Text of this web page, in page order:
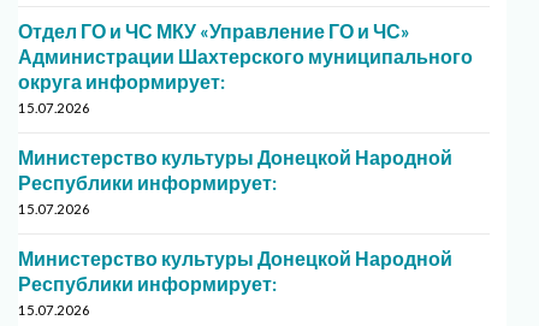
Отдел ГО и ЧС МКУ «Управление ГО и ЧС»
Администрации Шахтерского муниципального
округа информирует:
15.07.2026
Министерство культуры Донецкой Народной
Республики информирует:
15.07.2026
Министерство культуры Донецкой Народной
Республики информирует:
15.07.2026